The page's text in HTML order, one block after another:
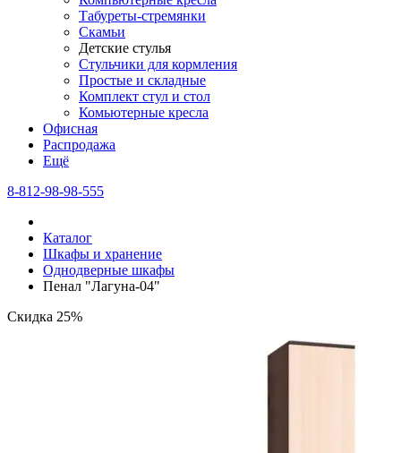
Табуреты-стремянки
Скамьи
Детские стулья
Стульчики для кормления
Простые и складные
Комплект стул и стол
Комьютерные кресла
Офисная
Распродажа
Eщё
8-812-98-98-555
Каталог
Шкафы и хранение
Однодверные шкафы
Пенал "Лагуна-04"
Скидка 25%